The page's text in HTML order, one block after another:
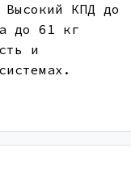
КПД до
до 61 кг
и